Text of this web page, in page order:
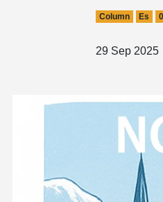
Column Es
29 Sep 2025